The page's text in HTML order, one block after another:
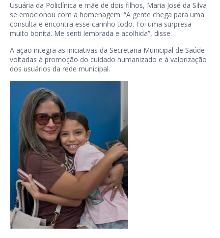
Usuária da Policlínica e mãe de dois filhos, Maria José da Silva
se emocionou com a homenagem. “A gente chega para uma
consulta e encontra esse carinho todo. Foi uma surpresa
muito bonita. Me senti lembrada e acolhida”, disse.
A ação integra as iniciativas da Secretaria Municipal de Saúde
voltadas à promoção do cuidado humanizado e à valorização
dos usuários da rede municipal.